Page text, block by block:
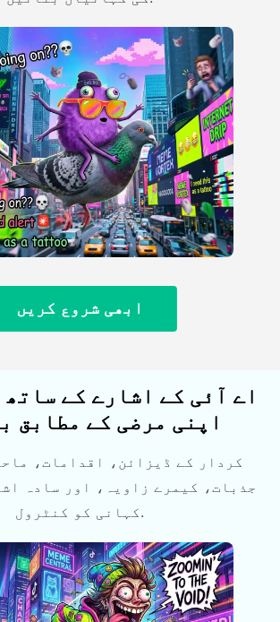
ابھی شروع کریں
اے آئی کے اشارے کے ساتھ
اپنی مرضی کے مطابق
کردار کے ڈیزائن، اقدامات،
جذبات، کیمرے زاویہ، اور سادہ
کہانی کو کنٹرول.